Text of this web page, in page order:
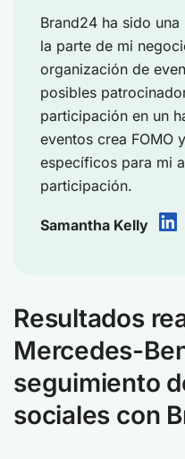
Brand24 ha sido
la parte de mi
organización de
posibles
participación en un
eventos crea FOMO
específicos para mi
participación.
Samantha Kelly
Resultados
Mercedes-
seguimiento
sociales con